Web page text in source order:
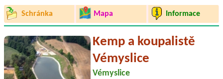
Schránka Mapa Informace
Kemp a koupalistě
Vémyslice
Vémyslice